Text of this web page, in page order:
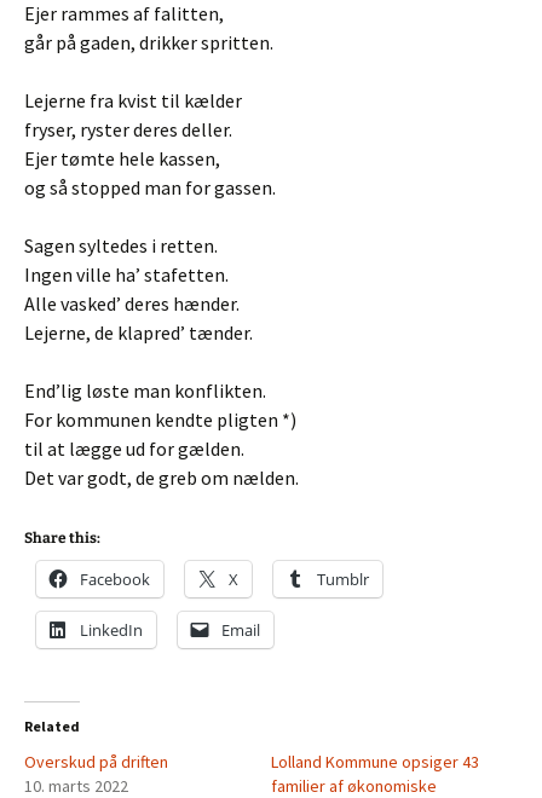
Ejer rammes af falitten,
går på gaden, drikker spritten.
Lejerne fra kvist til kælder
fryser, ryster deres deller.
Ejer tømte hele kassen,
og så stopped man for gassen.
Sagen syltedes i retten.
Ingen ville ha’ stafetten.
Alle vasked’ deres hænder.
Lejerne, de klapred’ tænder.
End’lig løste man konflikten.
For kommunen kendte pligten *)
til at lægge ud for gælden.
Det var godt, de greb om nælden.
Share this:
Facebook X Tumblr
LinkedIn Email
Related
Overskud på driften
10. marts 2022
Lolland Kommune opsiger 43
familier af økonomiske